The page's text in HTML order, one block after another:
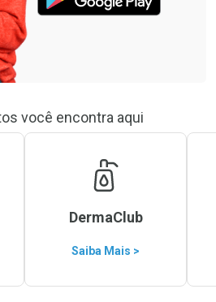
você encontra aqui
DermaClub
Saiba Mais >